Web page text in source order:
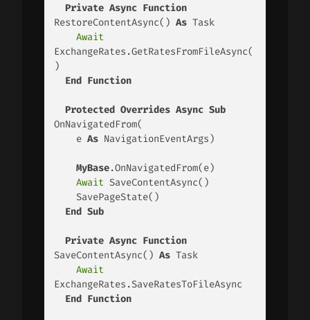
Private Async Function
RestoreContentAsync() As Task
Await
ExchangeRates.GetRatesFromFileAsync(
)
End Function
Protected Overrides Async Sub
OnNavigatedFrom(
    e
As NavigationEventArgs)
MyBase.OnNavigatedFrom(e)
Await SaveContentAsync()
End Sub
Private Async Function
SaveContentAsync() As Task
Await
ExchangeRates.SaveRatesToFileAsync
End Function